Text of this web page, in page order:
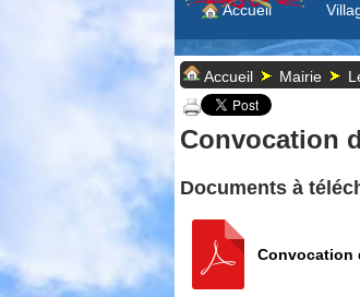
Accueil
Accueil Mairie
Convocation
Documents à
Convocation